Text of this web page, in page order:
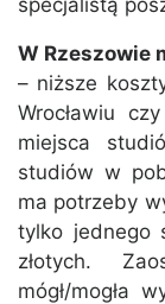
W Rzeszowie
– niższe
Wrocławiu
miejsca
studiów w
ma potrzeby
tylko jednego
złotych.
mógł/mogła